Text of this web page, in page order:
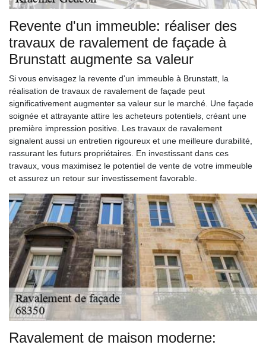
Revente d'un immeuble: réaliser des
travaux de ravalement de façade à
Brunstatt augmente sa valeur
Si vous envisagez la revente d'un immeuble à Brunstatt, la
réalisation de travaux de ravalement de façade peut
significativement augmenter sa valeur sur le marché. Une façade
soignée et attrayante attire les acheteurs potentiels, créant une
première impression positive. Les travaux de ravalement
signalent aussi un entretien rigoureux et une meilleure durabilité,
rassurant les futurs propriétaires. En investissant dans ces
travaux, vous maximisez le potentiel de vente de votre immeuble
et assurez un retour sur investissement favorable.
Ravalement de maison moderne: